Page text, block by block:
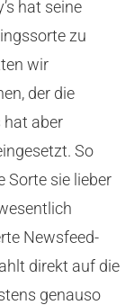
hat seine
zu
wir
der die
hat aber
So
Sorte sie lieber
Newsfeed-
direkt auf die
genauso